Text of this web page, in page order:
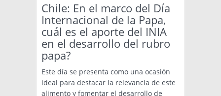
Chile: En el marco del Día
Internacional de la Papa,
cuál es el aporte del INIA
en el desarrollo del rubro
papa?
Este día se presenta como una ocasión
ideal para destacar la relevancia de este
alimento y fomentar el desarrollo de